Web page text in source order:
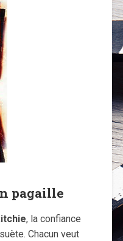
pagaille
, la confiance
Chacun veut